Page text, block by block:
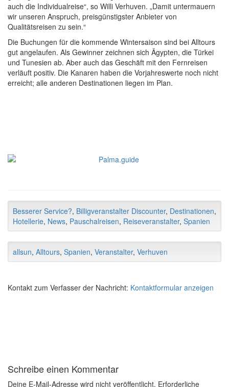
auch die Individualreise“, so Willi Verhuven. „Damit untermauern
wir unseren Anspruch, preisgünstigster Anbieter von
Qualitätsreisen zu sein.“
Die Buchungen für die kommende Wintersaison sind bei Alltours
gut angelaufen. Als Gewinner zeichnen sich Ägypten, die Türkei
und Tunesien ab. Aber auch das Geschäft mit den Fernreisen
verläuft positiv. Die Kanaren haben die Vorjahreswerte noch nicht
erreicht; alle anderen Destinationen liegen im Plan.
Besserer Service?, Billigveranstalter Discounter, Destinationen,
Hotellerie, News, Pauschalreisen, Reiseveranstalter, Spanien
allsun, Alltours, Spanien, Veranstalter, Verhuven
Kontakt zum Verfasser der Nachricht: Kontaktformular anzeigen
Schreibe einen Kommentar
Deine E-Mail-Adresse wird nicht veröffentlicht. Erforderliche